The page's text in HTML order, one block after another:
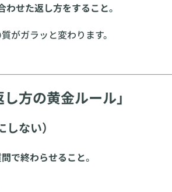
わせた返し方をすること。
がガラッと変わります。
方の黄金ルール」
ない）
で終わらせること。